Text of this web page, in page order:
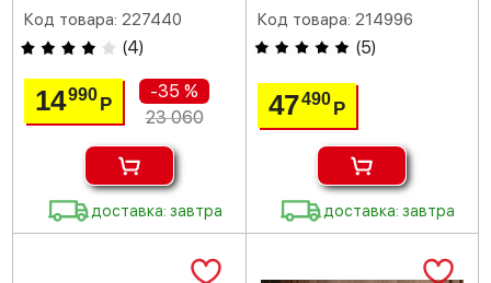
Код товара: 227440
(4)
14990Р
-35 %
23 060
доставка: завтра
Код товара: 214996
(5)
47490 Р
доставка: завтра